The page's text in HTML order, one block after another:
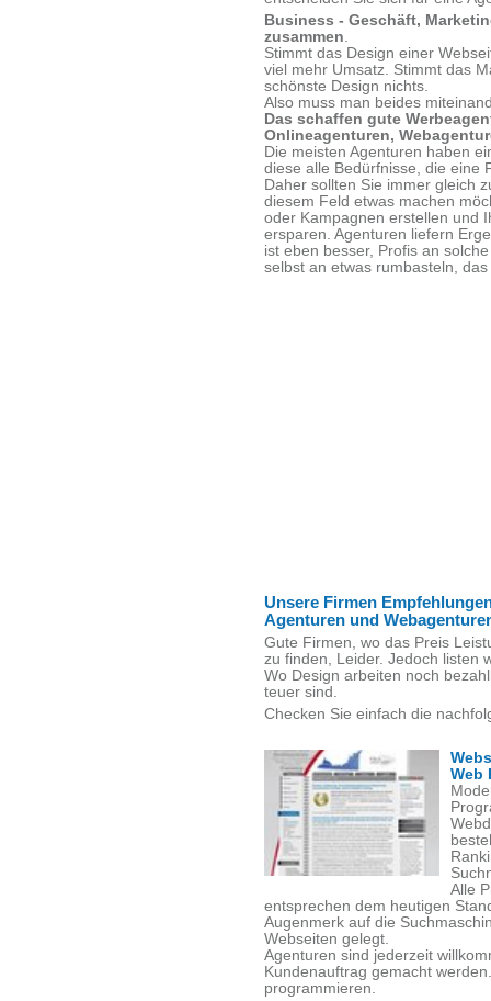
Business - Geschäft,
zusammen.
Stimmt das Design einer
viel mehr Umsatz. Stimmt das
schönste Design nichts.
Also muss man beides
Das schaffen gute
Onlineagenturen,
Die meisten Agenturen haben
diese alle Bedürfnisse, die eine
Daher sollten Sie immer gleich
diesem Feld etwas machen
oder Kampagnen erstellen und
ersparen. Agenturen liefern
ist eben besser, Profis an
selbst an etwas rumbasteln,
Unsere Firmen
Agenturen und
Gute Firmen, wo das Preis
zu finden, Leider. Jedoch listen
Wo Design arbeiten noch
teuer sind.
Checken Sie einfach die
Web
Alle
entsprechen dem heutigen
Augenmerk auf die
Webseiten gelegt.
Agenturen sind jederzeit
Kundenauftrag gemacht
programmieren.